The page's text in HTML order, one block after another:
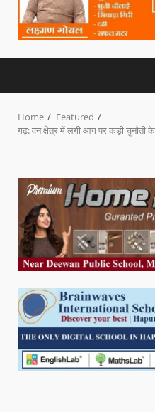
Home
Featured
गढ़: वन क्षेत्र में लगी आग पर कड़ी चुनौती